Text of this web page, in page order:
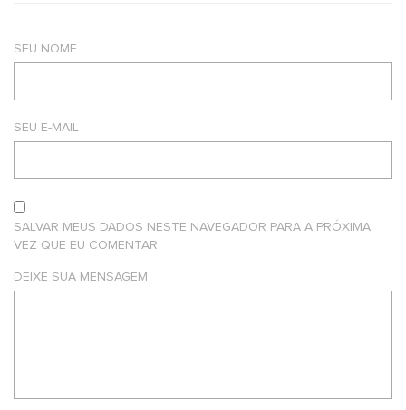
SEU NOME
SEU E-MAIL
SALVAR MEUS DADOS NESTE NAVEGADOR PARA A PRÓXIMA
VEZ QUE EU COMENTAR.
DEIXE SUA MENSAGEM